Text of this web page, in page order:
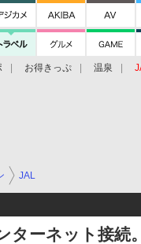
お得きっぷ 温泉
JAL
ターネット接続